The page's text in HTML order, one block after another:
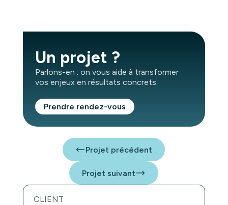
CLIENT
Un projet ?
Parlons-en : on vous aide à transformer
vos enjeux en résultats concrets.
Prendre rendez-vous
Projet précédent
Projet suivant